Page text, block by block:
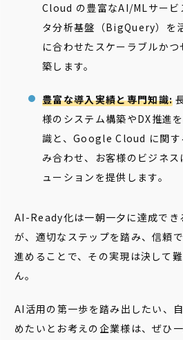
Cloud の豊富なAI/MLサー
タ分析基盤（BigQuery）を
に合わせたスケーラブルか
築します。
豊富な導入実績と専門知識:
様のシステム構築やDX推進
識と、Google Cloud に関す
み合わせ、お客様のビジネ
ューションを提供します。
AI-Ready化は一朝一夕に達成でき
が、適切なステップを踏み、信頼
進めることで、その実現は決して
ん。
AI活用の第一歩を踏み出したい、
めたいとお考えの企業様は、ぜひ